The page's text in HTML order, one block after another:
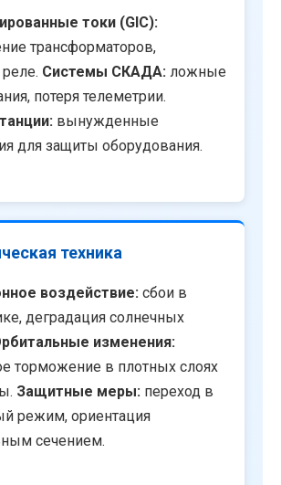
токи (GIC):
трансформаторов,
Системы СКАДА: ложные
потеря телеметрии.
вынужденные
для защиты оборудования.
техника
воздействие: сбои в
деградация солнечных
изменения:
торможение в плотных слоях
Защитные меры: переход в
режим, ориентация
сечением.